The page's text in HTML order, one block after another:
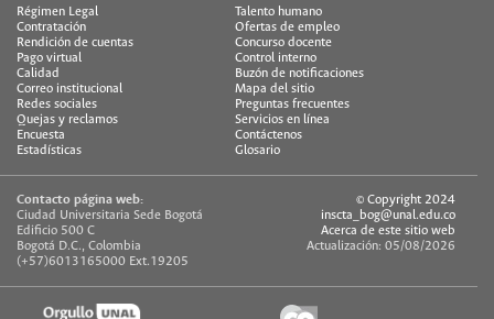
Régimen Legal
Talento humano
Contratación
Ofertas de empleo
Rendición de cuentas
Concurso docente
Pago virtual
Control interno
Calidad
Buzón de notificaciones
Correo institucional
Mapa del sitio
Redes sociales
Preguntas frecuentes
Quejas y reclamos
Servicios en línea
Encuesta
Contáctenos
Estadísticas
Glosario
Contacto página web:
Ciudad Universitaria Sede Bogotá
Edificio 500 C
Bogotá D.C., Colombia
(+57)6013165000 Ext.19205
© Copyright 2024
inscta_bog@unal.edu.co
Acerca de este sitio web
Actualización: 05/08/2026